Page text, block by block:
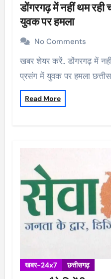
डोंगरगढ़ में नहीं थम
युवक पर हमला
No Comments
खबर शेयर करें.. डोंगरगढ़ में नहीं थम रही चाकूबाजी, प्रेम-
प्रसंग में युवक पर हमला
Read More
खबर-24x7 छत्तीसगढ़